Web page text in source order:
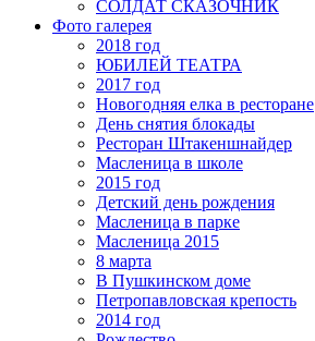
СОЛДАТ СКАЗОЧНИК
Фото галерея
2018 год
ЮБИЛЕЙ ТЕАТРА
2017 год
Новогодняя елка в ресторане
День снятия блокады
Ресторан Штакеншнайдер
Масленица в школе
2015 год
Детский день рождения
Масленица в парке
Масленица 2015
8 марта
В Пушкинском доме
Петропавловская крепость
2014 год